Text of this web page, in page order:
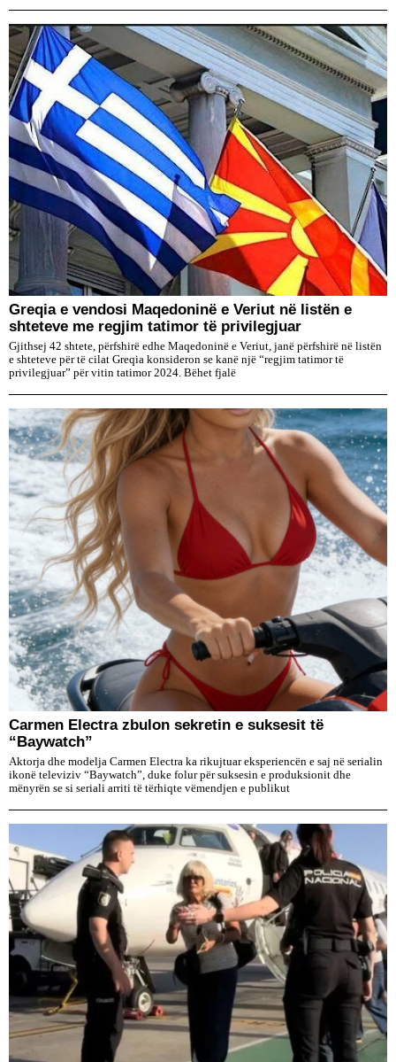
Greqia e vendosi Maqedoninë e Veriut në listën e
shteteve me regjim tatimor të privilegjuar
Gjithsej 42 shtete, përfshirë edhe Maqedoninë e Veriut, janë përfshirë në listën
e shteteve për të cilat Greqia konsideron se kanë një “regjim tatimor të
privilegjuar” për vitin tatimor 2024. Bëhet fjalë
Carmen Electra zbulon sekretin e suksesit të
“Baywatch”
Aktorja dhe modelja Carmen Electra ka rikujtuar eksperiencën e saj në serialin
ikonë televiziv “Baywatch”, duke folur për suksesin e produksionit dhe
mënyrën se si seriali arriti të tërhiqte vëmendjen e publikut